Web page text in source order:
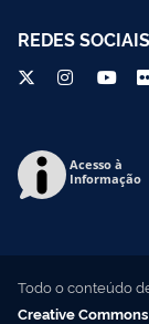
REDES SOCIAIS
Acesso à
Informação
Todo o conteúdo
Creative